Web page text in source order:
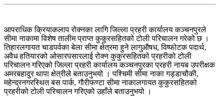
आपराधिक क्रियाकलाप रोक्नका लागि जिल्ला प्रहरी कार्यालय कञ्चनपुरले
सीमा नाकामा विशेष तालीम प्राप्त कुकुरसहितको टोली परिचालन गरेको छ ।
तिहारलगायत चाडपर्वका बेला सीमा क्षेत्रमा हुने लागुऔषध, विष्फोटक पदार्थ,
अवैध हतियारको ओसारपसारलाई रोक्न कुकुरसहितको प्रहरीको टोली
परिचालन गरिएको जिल्ला प्रहरी कार्यालय कञ्चनपुरका प्रहरी नायब उपरीक्षक
अमरबहादुर थापा क्षेत्रीले बताउनुभयो । पश्चिमी सीमा नाका गड्डाचौकी,
महेन्द्रनगरस्थित बस पार्क, गौरीफण्टा सीमा नाकालगायत कुकुरसहितको
प्रहरीको टोली परिचालन गरिएको उहाँले बताउनुभयो ।